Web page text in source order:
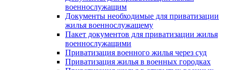
военнослужащим
Документы необходимые для приватизации
жилья военнослужащему
Пакет документов для приватизации жилья
военнослужащими
Приватизация военного жилья через суд
Приватизация жилья в военных городках